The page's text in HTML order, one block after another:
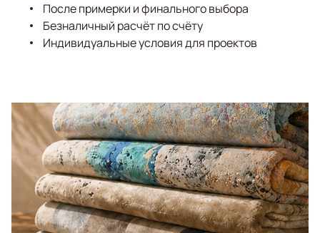
После примерки и финального выбора
Безналичный расчёт по счёту
Индивидуальные условия для проектов